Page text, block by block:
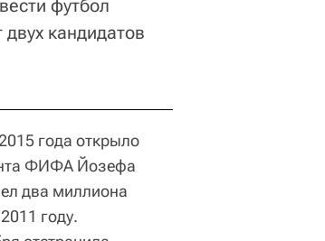
футбол
кандидатов
года открыло
ФИФА Йозефа
два миллиона
году.